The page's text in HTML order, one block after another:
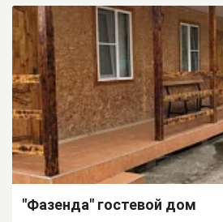
"Фазенда" гостевой дом